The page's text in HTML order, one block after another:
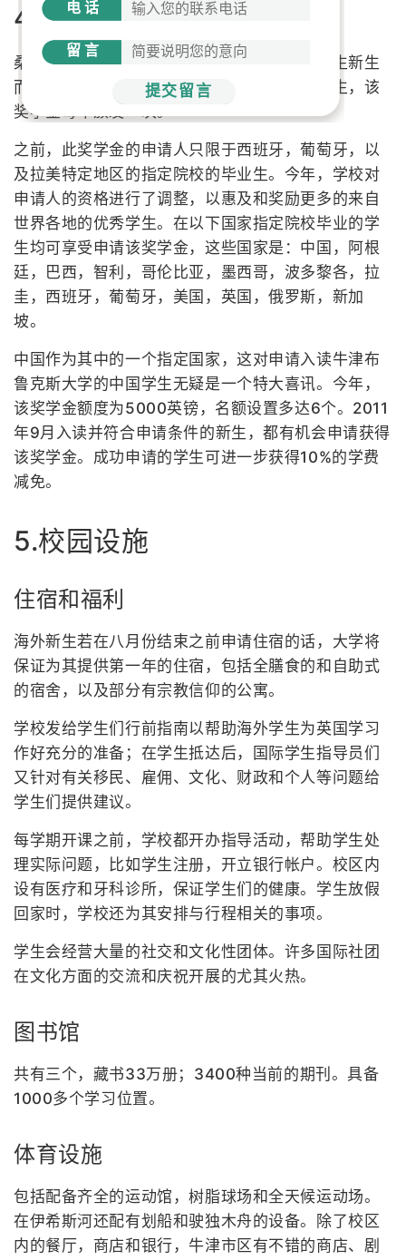
4.奖学金信息
桑坦德奖学金是牛津布鲁克斯大学为奖励研究生新生
而设置的奖学金项目，旨在奖励品学兼优的学生，该
奖学金每年颁发一次。
之前，此奖学金的申请人只限于西班牙，葡萄牙，以
及拉美特定地区的指定院校的毕业生。今年，学校对
申请人的资格进行了调整，以惠及和奖励更多的来自
世界各地的优秀学生。在以下国家指定院校毕业的学
生均可享受申请该奖学金，这些国家是：中国，阿根
廷，巴西，智利，哥伦比亚，墨西哥，波多黎各，拉
圭，西班牙，葡萄牙，美国，英国，俄罗斯，新加
坡。
中国作为其中的一个指定国家，这对申请入读牛津布
鲁克斯大学的中国学生无疑是一个特大喜讯。今年，
该奖学金额度为5000英镑，名额设置多达6个。2011
年9月入读并符合申请条件的新生，都有机会申请获得
该奖学金。成功申请的学生可进一步获得10%的学费
减免。
5.校园设施
住宿和福利
海外新生若在八月份结束之前申请住宿的话，大学将
保证为其提供第一年的住宿，包括全膳食的和自助式
的宿舍，以及部分有宗教信仰的公寓。
学校发给学生们行前指南以帮助海外学生为英国学习
作好充分的准备；在学生抵达后，国际学生指导员们
又针对有关移民、雇佣、文化、财政和个人等问题给
学生们提供建议。
每学期开课之前，学校都开办指导活动，帮助学生处
理实际问题，比如学生注册，开立银行帐户。校区内
设有医疗和牙科诊所，保证学生们的健康。学生放假
回家时，学校还为其安排与行程相关的事项。
学生会经营大量的社交和文化性团体。许多国际社团
在文化方面的交流和庆祝开展的尤其火热。
图书馆
共有三个，藏书33万册；3400种当前的期刊。具备
1000多个学习位置。
体育设施
包括配备齐全的运动馆，树脂球场和全天候运动场。
在伊希斯河还配有划船和驶独木舟的设备。除了校区
内的餐厅，商店和银行，牛津市区有不错的商店、剧
电话
留言
提交留言